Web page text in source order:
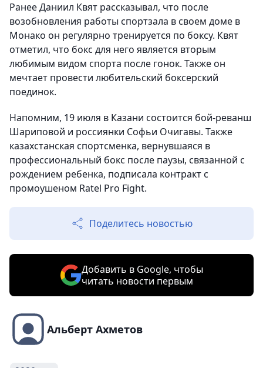
Ранее Даниил Квят рассказывал, что после
возобновления работы спортзала в своем доме в
Монако он регулярно тренируется по боксу. Квят
отметил, что бокс для него является вторым
любимым видом спорта после гонок. Также он
мечтает провести любительский боксерский
поединок.
Напомним, 19 июля в Казани состоится бой-реванш
Шариповой и россиянки Софьи Очигавы. Также
казахстанская спортсменка, вернувшаяся в
профессиональный бокс после паузы, связанной с
рождением ребенка, подписала контракт с
промоушеном Ratel Pro Fight.
Поделитесь новостью
Добавить в Google, чтобы
читать новости первым
Альберт Ахметов